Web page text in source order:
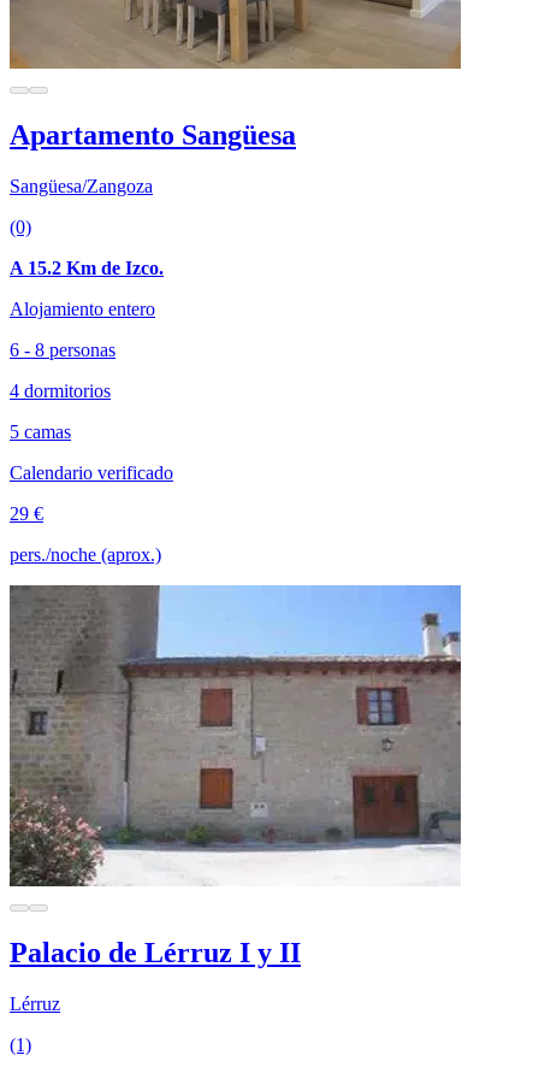
Apartamento Sangüesa
Sangüesa/Zangoza
(0)
A 15.2 Km de Izco.
Alojamiento entero
6 - 8 personas
4 dormitorios
5 camas
Calendario verificado
29 €
pers./noche (aprox.)
Palacio de Lérruz I y II
Lérruz
(1)